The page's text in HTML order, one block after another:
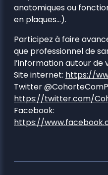
anatomiques ou
en plaques…).
Participez à faire
que professionnel de
l’information autour de
Site internet: https://
Twitter
https://twitter.com/
Facebook:
https://